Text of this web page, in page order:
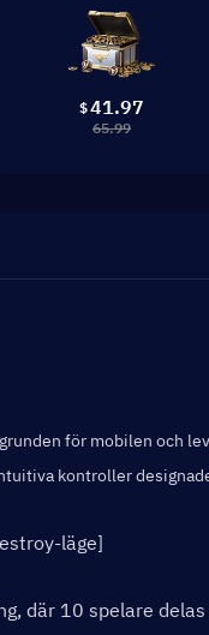
$41.97
65.99
för mobilen och
kontroller
läge]
där 10 spelare